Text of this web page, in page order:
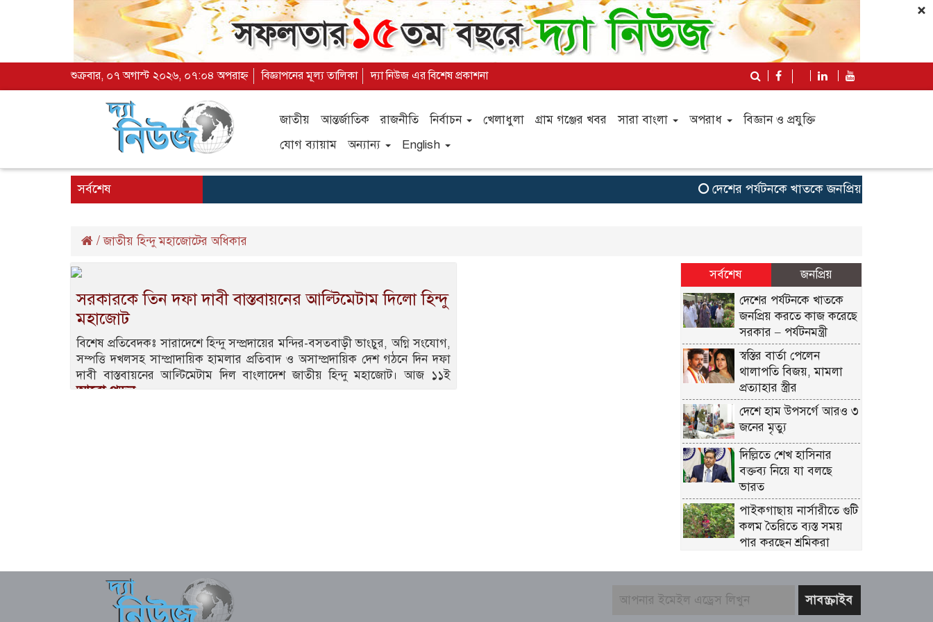
×
শুক্রবার, ০৭ অগাস্ট ২০২৬, ০৭:০৪ অপরাহ্ন বিজ্ঞাপনের মূল্য তালিকা দ্যা নিউজ এর বিশেষ প্রকাশনা
জাতীয় আন্তর্জাতিক রাজনীতি নির্বাচন খেলাধুলা গ্রাম গঞ্জের খবর সারা বাংলা অপরাধ
বিজ্ঞান ও প্রযুক্তি
যোগ ব্যায়াম
অন্যান্য English
সর্বশেষ দেশের পর্যটনকে খাতকে জনপ্রিয় করতে কাজ
/জাতীয় হিন্দু মহাজোটের অধিকার
সরকারকে তিন দফা দাবী বাস্তবায়নের আল্টিমেটাম দিলো হিন্দু
মহাজোট
বিশেষ প্রতিবেদকঃ সারাদেশে হিন্দু সম্প্রদায়ের মন্দির-বসতবাড়ী ভাংচুর, অগ্নি সংযোগ,
সম্পত্তি দখলসহ সাম্প্রাদায়িক হামলার প্রতিবাদ ও অসাম্প্রদায়িক দেশ গঠনে দিন দফা
দাবী বাস্তবায়নের আল্টিমেটাম দিল বাংলাদেশ জাতীয় হিন্দু মহাজোট। আজ ১১ই
আরো পড়ুন..
সর্বশেষ
জনপ্রিয়
দেশের পর্যটনকে খাতকে
জনপ্রিয় করতে কাজ করেছে
সরকার – পর্যটনমন্ত্রী
স্বস্তির বার্তা পেলেন
থালাপতি বিজয়, মামলা
প্রত্যাহার স্ত্রীর
দেশে হাম উপসর্গে আরও ৩
জনের মৃত্যু
দিল্লিতে শেখ হাসিনার
বক্তব্য নিয়ে যা বলছে
ভারত
পাইকগাছায় নার্সারীতে গুটি
কলম তৈরিতে ব্যস্ত সময়
পার করছেন শ্রমিকরা
মিঠুনকে হাসপাতালে